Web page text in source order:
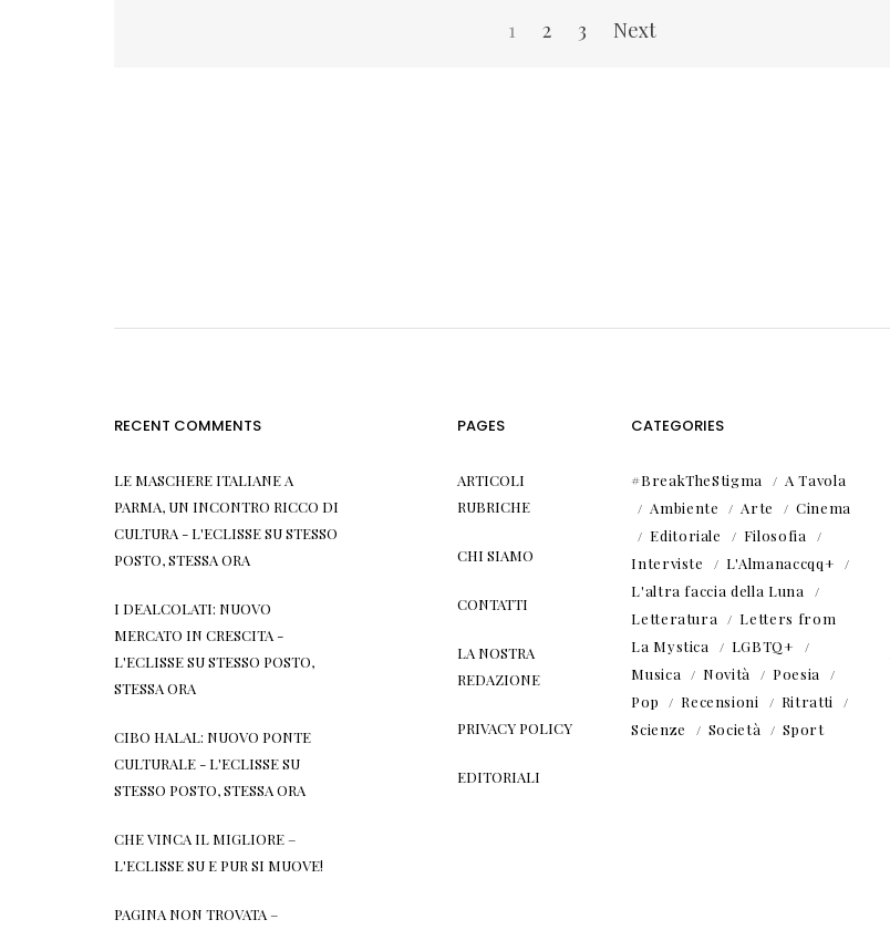
1 2 3 Next
RECENT COMMENTS
LE MASCHERE ITALIANE A
PARMA, UN INCONTRO RICCO DI
CULTURA - L'ECLISSESUSTESSO
POSTO, STESSA ORA
I DEALCOLATI: NUOVO
MERCATO IN CRESCITA -
L'ECLISSESUSTESSO POSTO,
STESSA ORA
CIBO HALAL: NUOVO PONTE
CULTURALE - L'ECLISSESU
STESSO POSTO, STESSA ORA
CHE VINCA IL MIGLIORE –
L'ECLISSESU E PUR SI MUOVE!
PAGINA NON TROVATA –
PAGES
ARTICOLI
RUBRICHE
CHI SIAMO
CONTATTI
LA NOSTRA
REDAZIONE
PRIVACY POLICY
EDITORIALI
CATEGORIES
#BreakTheStigma
A Tavola
Ambiente
Arte
Cinema
Editoriale
Filosofia
Interviste
L'Almanaccqq+
L'altra faccia della Luna
Letteratura
Letters from
La Mystica
LGBTQ+
Musica
Novità
Poesia
Pop
Recensioni
Ritratti
Scienze
Società Sport